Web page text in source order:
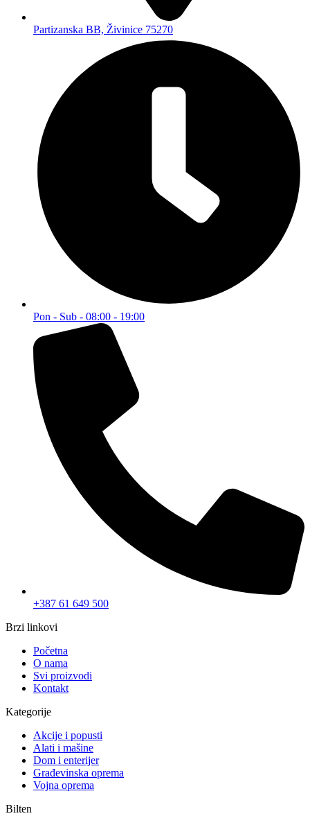
Partizanska BB, Živinice 75270
Pon - Sub - 08:00 - 19:00
+387 61 649 500
Brzi linkovi
Početna
O nama
Svi proizvodi
Kontakt
Kategorije
Akcije i popusti
Alati i mašine
Dom i enterijer
Građevinska oprema
Vojna oprema
Bilten